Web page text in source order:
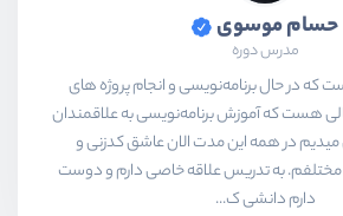
حسام موسوی
مدرس دوره
سال هست که در حال برنامه‌نویسی و انجام پروژه های
هستم و ۱۰ سالی هست که آموزش برنامه‌نویسی به علاقمندان
میدیم در همه این مدت الان عاشق کدزنی و
به تدریس علاقه خاصی دارم و دوست
دارم دانشی ک...